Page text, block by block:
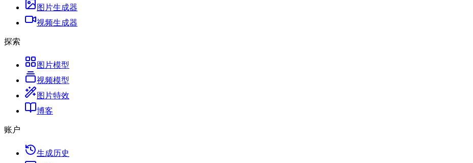
图片生成器
视频生成器
探索
图片模型
视频模型
图片特效
博客
账户
生成历史